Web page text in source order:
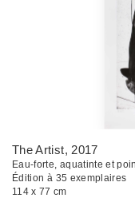
The Artist, 2017
Eau-forte, aquatinte et
Édition à 35 exemplaires
114 x 77 cm